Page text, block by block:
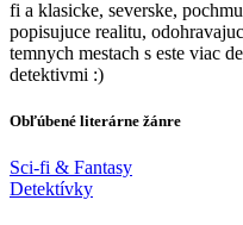
fi a klasicke, severske,
popisujuce realitu,
temnych mestach s este viac
detektivmi :)
Obľúbené literárne žánre
Sci-fi & Fantasy
Detektívky